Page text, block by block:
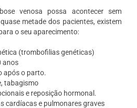
venosa possa acontecer sem
metade dos pacientes, existem
o seu aparecimento:
(trombofilias genéticas)
anos
após o parto.
tabagismo
e reposição hormonal.
cardíacas e pulmonares graves